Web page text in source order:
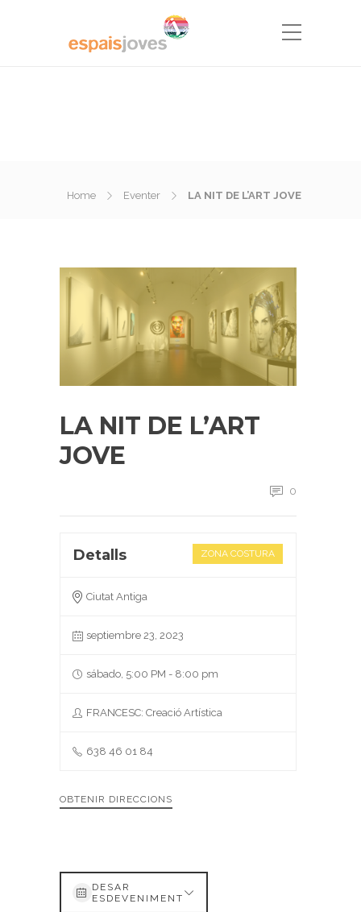
Home Eventer LA NIT DE L’ART JOVE
LA NIT DE L’ART
JOVE
0
ZONA COSTURA
Detalls
Ciutat Antiga
septiembre 23, 2023
sábado, 5:00 PM - 8:00 pm
FRANCESC: Creació Artística
638 46 01 84
OBTENIR DIRECCIONS
DESAR
ESDEVENIMENT